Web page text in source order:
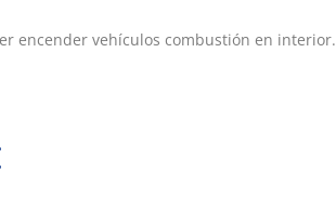
encender vehículos combustión en interior.